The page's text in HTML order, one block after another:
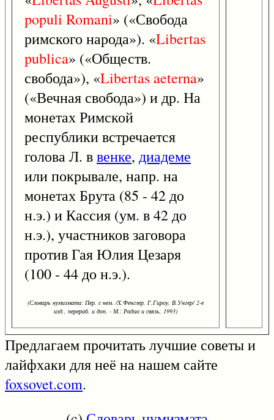
populi Romani» («Свобода
римского народа»). «Libertas
publica» («Обществ.
свобода»), «Libertas aeterna»
(«Вечная свобода») и др. На
монетах Римской
республики встречается
голова Л. ввенке, диадеме
или покрывале, напр. на
монетах Брута (85 - 42 до
н.э.) и Кассия (ум. в 42 до
н.э.), участников заговора
против Гая Юлия Цезаря
(100 - 44 до н.э.).
(Словарь нумизмата: Пер. с нем. /Х.Фенглер, Г.Гироу, В.Унгер/ 2-е
изд., перераб. и доп. - М.: Радио и связь, 1993)
Предлагаем прочитать лучшие советы и
лайфхаки для неё на нашем сайте
foxsovet.com.